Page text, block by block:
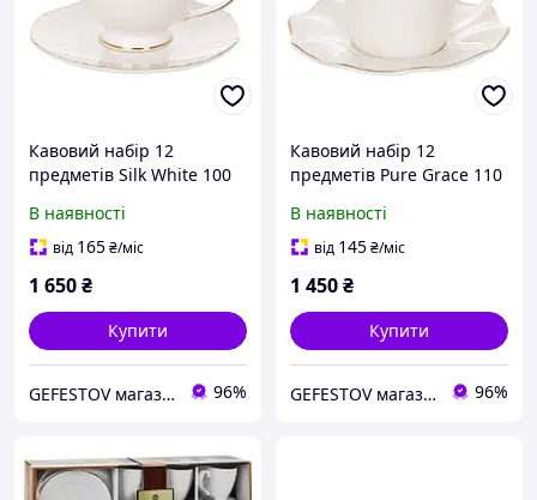
Кавовий набір 12
предметів Silk White 100
В наявності
від 165₴/міс
1 650₴
Купити
GEFESTOV магазин сувенірів та подарунків (опт-роздріб) 96%
Кавовий набір 12
предметів Pure Grace 110
В наявності
від 145₴/міс
1 450₴
Купити
GEFESTOV магазин сувенірів та подарунків (опт-роздріб) 96%